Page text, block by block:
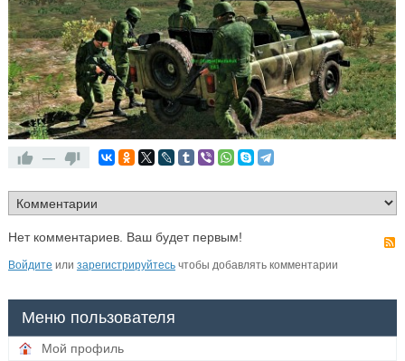
—
Нет комментариев. Ваш будет первым!
Войдите или зарегистрируйтесьчтобы добавлять комментарии
Меню пользователя
Мой профиль